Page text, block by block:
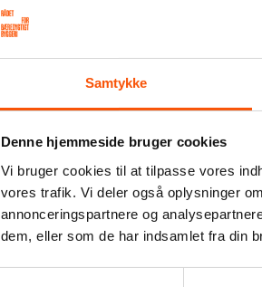
Samtykke
Denne hjemmeside bruger cookies
Vi bruger cookies til at tilpasse vores
vores trafik. Vi deler også oplysninger
annonceringspartnere og
dem, eller som de har indsamlet fra din